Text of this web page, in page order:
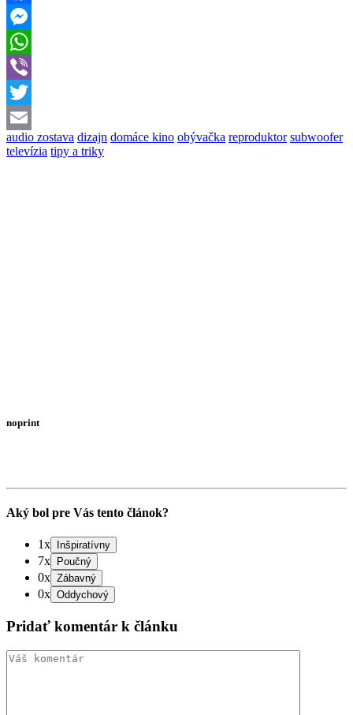
Facebook
Messenger
WhatsApp
Viber
Twitter
Email
audio zostava dizajn domáce kino obývačka reproduktor subwoofer
televízia tipy a triky
noprint
Aký bol pre Vás tento článok?
1x
7x
0x
0x
Pridať komentár k článku